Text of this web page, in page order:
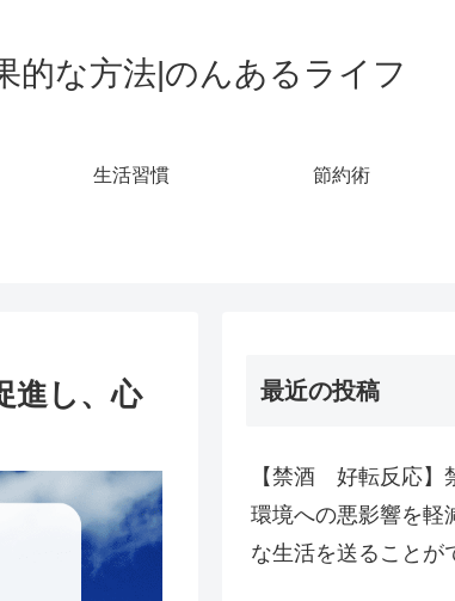
的な方法|のんあるライフ
生活習慣 節約術
進し、心 最近の投稿
【禁酒 好転反応
環境への悪影響を軽
な生活を送ることが